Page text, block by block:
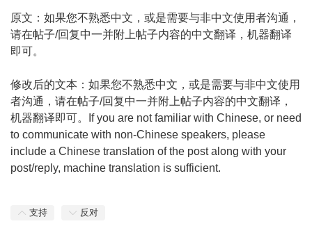
原文：如果您不熟悉中文，或是需要与非中文使用者沟通，
请在帖子/回复中一并附上帖子内容的中文翻译，机器翻译
即可。
修改后的文本：如果您不熟悉中文，或是需要与非中文使用
者沟通，请在帖子/回复中一并附上帖子内容的中文翻译，
机器翻译即可。If you are not familiar with Chinese, or need
to communicate with non-Chinese speakers, please
include a Chinese translation of the post along with your
post/reply, machine translation is sufficient.
支持 反对